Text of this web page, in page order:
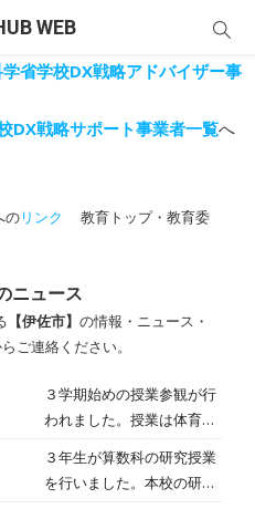
WEB
省学校DX戦略アドバイザー事
DX戦略サポート事業者一覧へ
のリンク
教育トップ・教育委
ニュース
【伊佐市】 の情報・ニュース・
ご連絡ください。
３学期始めの授業参観が行
われました。授業は体育
す。本校は、全学年で体育
を実施しています。体育の
３年生が算数科の研究授業
を行いました。本校の研修